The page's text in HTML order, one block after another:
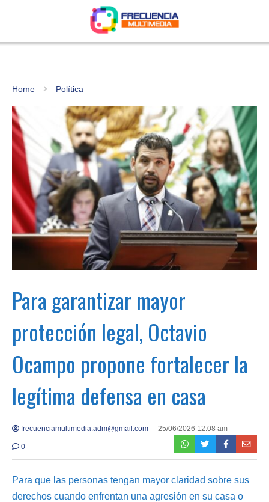
Home Política
Para garantizar mayor
protección legal, Octavio
Ocampo propone fortalecer la
legítima defensa en casa
frecuenciamultimedia.adm@gmail.com 25/06/2026 12:08 am
0
Para que las personas tengan mayor claridad sobre sus
derechos cuando enfrentan una agresión en su casa o